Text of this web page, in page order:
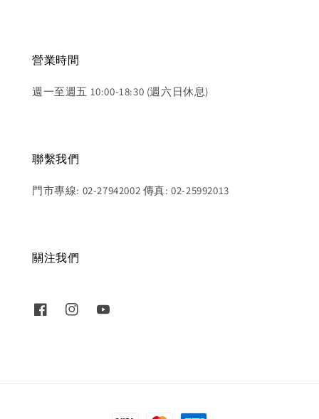
營業時間
週一至週五 10:00-18:30 (週六日休息)
聯繫我們
門市專線: 02-27942002 傳真: 02-25992013
關注我們